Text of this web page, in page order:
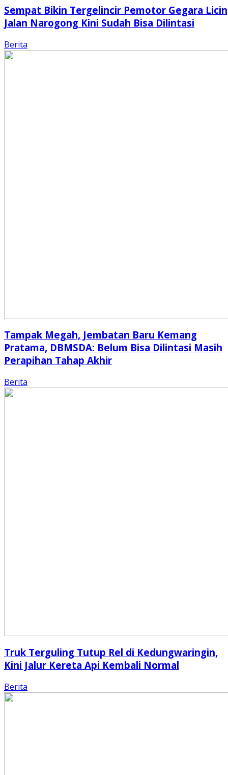
Sempat Bikin Tergelincir Pemotor Gegara
Jalan Narogong Kini Sudah Bisa Dilintasi
Berita
Tampak Megah, Jembatan Baru Kemang
Pratama, DBMSDA: Belum Bisa Dilintasi Masih
Perapihan Tahap Akhir
Berita
Truk Terguling Tutup Rel di Kedungwaringin,
Kini Jalur Kereta Api Kembali Normal
Berita